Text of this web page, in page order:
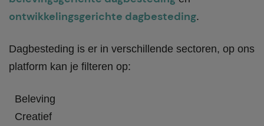
ontwikkelingsgerichte dagbesteding.
Dagbesteding is er in verschillende sectoren, op ons
platform kan je filteren op:
Beleving
Creatief